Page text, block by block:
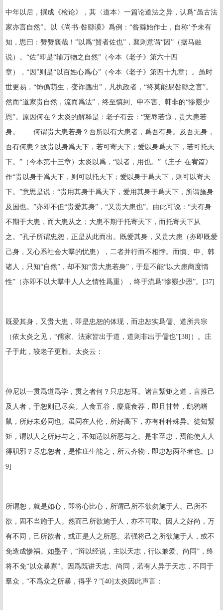
中年以后，撰成《检论》，其〈道本〉一篇论道法之异，认爲“虽古法
家亦言自然”。以《尚书·咎繇谟》爲例：“咎繇始作士，自称‘予未有
知，思曰：赞赞襄哉！”以爲“賛者佐也”，襄则意谓“因”（据马融
说）。“佐”即是“辅万物之自然”（今本《老子》第六十四
章），“因”则是“以百姓心爲心”（今本《老子》第四十九章）。虽时
世更易，“饰僞萌生，变诈蠭出”，凡执政者，“终莫能易咎繇之言”。
然而“道家贵自然，流而爲法”，终至慎到、申不害、韩非的“惨覈少
恩”。原因何在？太炎的解释是：老子有云：“宠辱若惊，贵大患若
身。……何谓贵大患若身？吾所以有大患者，爲吾有身。及吾无身，
吾有何患？故贵以身爲天下，若可寄天下；爱以身爲天下，若可托天
下。”（今本第十三章）太炎以爲，“以者，用也。”《庄子·在宥篇》
作“贵以身于爲天下，则可以托天下；爱以身于爲天下，则可以寄天
下。”意思是说：“贵用其身于爲天下，爱用其身于爲天下，所谓施身
及国也。”亦即不但“贵爱其身”，“又贵大患也”。由此可说：“夫有身
不期于大患，而大患从之；大患不期于托寄天下，而托寄天下从
之。”孔子所谓忠恕，正是从此而出。既爱其身，又贵大患（亦即既爱
己身，又心系社会大羣的忧患），二者并行而不相悖。而慎、申、韩
诸人，只知“自然”，却不知“贵大患若身”，于是不能“以大患商度情
性”（亦即不以大羣中人人之情性爲重），终于流爲“惨覈少恩”。
[37]
既爱其身，又贵大患，即是忠恕的体现，而忠恕实爲儒、道所共宗
（依太炎之见，“儒家、法家皆出于道，道则非出于儒也”[38] ）。庄
子于此，较老子更胜。太炎云：
仲尼以一贯爲道爲学，贯之者何？只忠恕耳。诸言絜矩之道，言推己
及人者，于恕则已尽矣。人食五谷，麋鹿食荐，即且甘带，鸱鸦嗜
鼠，所好未必同也。虽同在人伦，所好高下，亦有种种殊异。徒知絜
矩，谓以人之所好与之，不知适以所恶与之。是非至忠，焉能使人人
得职邪？尽忠恕者，是惟庄生能之，所云齐物，即忠恕两举者也。[3
9]
所谓恕，就是如心，即将心比心，所谓己所不欲勿施于人。己所不
欲，固不当施于人。然而己所欲施于人，亦不可取。因人之好尚，万
有不同，己所欲者，或正是人之所恶。若强将己之所欲施于人，或不
免造成惨祸。如墨子，“辩以经说，主以天志，行以兼爱、尚同”，终
将不免“以众暴寡”。因爲既讲天志、尚同，若有人异于天志，不同于
羣众，“不爲众之所暴，得乎？”[40] 太炎因此声言：